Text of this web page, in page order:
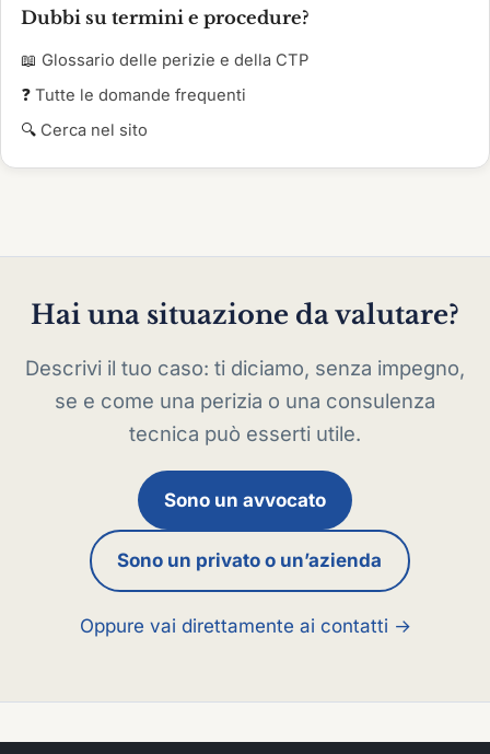
Dubbi su termini e procedure?
📖 Glossario delle perizie e della CTP
❓ Tutte le domande frequenti
🔍 Cerca nel sito
Hai una situazione da valutare?
Descrivi il tuo caso: ti diciamo, senza impegno,
se e come una perizia o una consulenza
tecnica può esserti utile.
Sono un avvocato
Sono un privato o un’azienda
Oppure vai direttamente ai contatti →